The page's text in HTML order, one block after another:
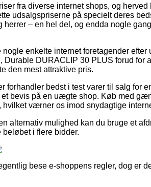
fra diverse internet shops, og herved
udsalgspriserne på specielt deres
– en hel del, og endda nogle
enkelte internet foretagender efter
Durable DURACLIP 30 PLUS forud for
den mest attraktive pris.
bedst i test varer til salg for
bevis på en uægte shop. Køb med
værner os imod snydagtige
alternativ mulighed kan du bruge et
i flere bidder.
bese e-shoppens regler, dog er